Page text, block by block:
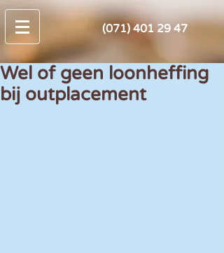
(071) 401 29 47
Wel of geen loonheffing
bij outplacement